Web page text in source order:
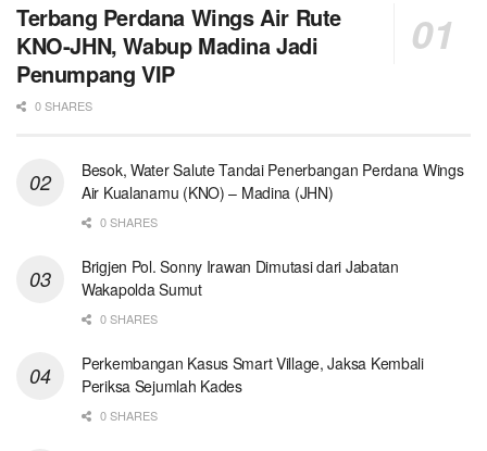
Terbang Perdana Wings Air Rute
KNO-JHN, Wabup Madina Jadi
Penumpang VIP
0 SHARES
Besok, Water Salute Tandai Penerbangan Perdana Wings
Air Kualanamu (KNO) – Madina (JHN)
0 SHARES
Brigjen Pol. Sonny Irawan Dimutasi dari Jabatan
Wakapolda Sumut
0 SHARES
Perkembangan Kasus Smart Village, Jaksa Kembali
Periksa Sejumlah Kades
0 SHARES